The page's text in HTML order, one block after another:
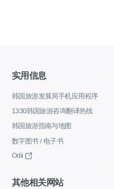
实用信息
韩国旅游发展局手机应用程序
1330韩国旅游咨询翻译热线
韩国旅游指南与地图
数字图书 / 电子书
Odii
其他相关网站